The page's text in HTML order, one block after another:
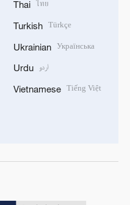
Thai ไทย
Turkish Türkçe
Ukrainian Українська
Urdu اردو
Vietnamese Tiếng Việt